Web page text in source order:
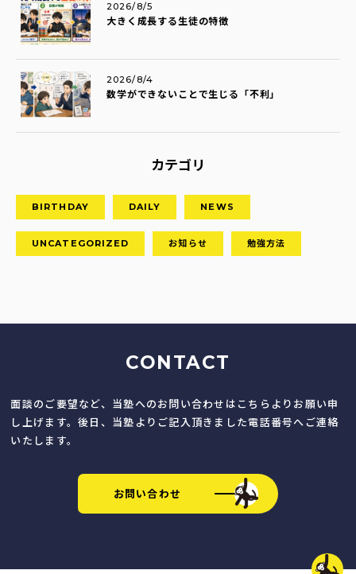
大きく成長する生徒の特徴
2026/8/5
数学ができないことで生じる「不利」
2026/8/4
カテゴリ
BIRTHDAY DAILY NEWS
UNCATEGORIZED お知らせ 勉強方法
CONTACT
面談のご要望など、当塾へのお問い合わせはこちらよりお願い申
し上げます。後日、当塾よりご記入頂きました電話番号へご連絡
いたします。
お問い合わせ